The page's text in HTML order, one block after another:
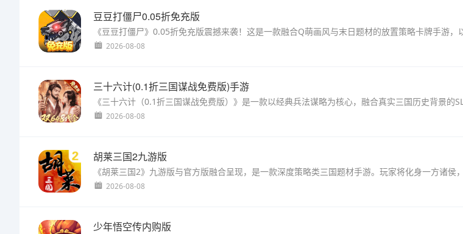
豆豆打僵尸0.05折免充版
2026-08-08
三十六计(0.1折三国谋战免费版)手游
2026-08-08
胡莱三国2九游版
2026-08-08
少年悟空传内购版